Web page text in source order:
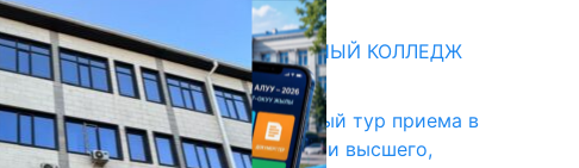
Абитуриент
БИШКЕКСКИЙ УНИВЕРСАЛЬНЫЙ КОЛЛЕДЖ
17.07.2026
В Кыргызстане начался первый тур приема в
образовательные организации высшего,